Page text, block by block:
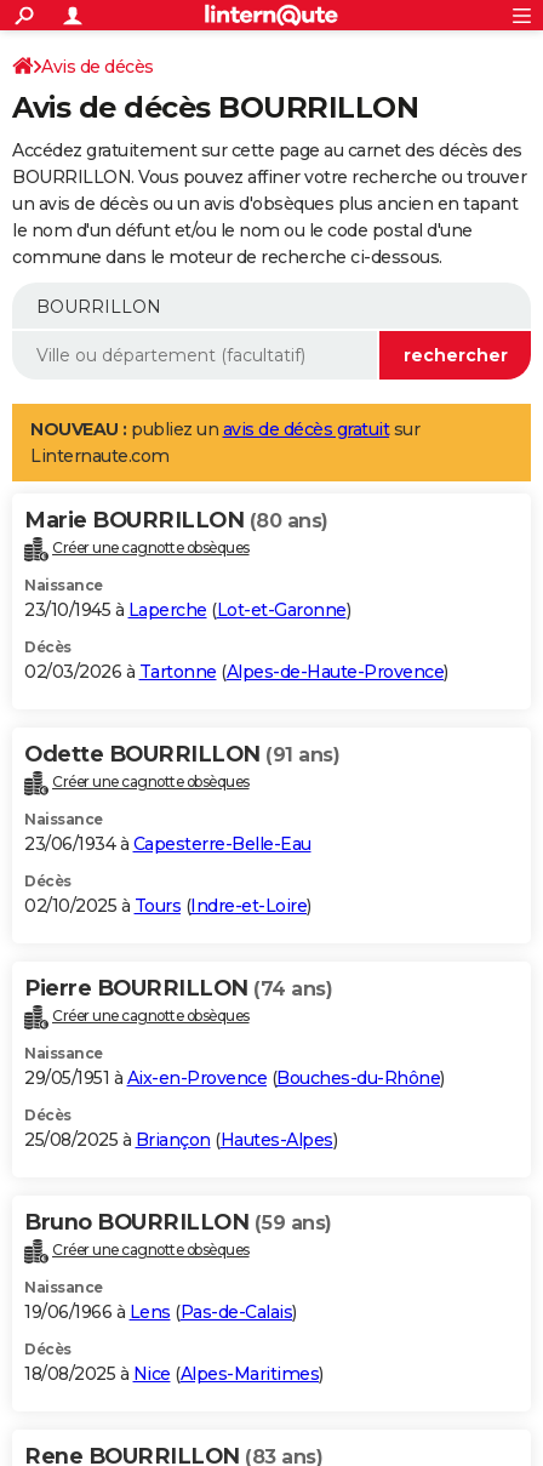
ACTUALITÉS
Politique
Société
Faits Divers
Education
Monde
Villes
+
SPORT
Coupe du monde 2026
Football
Tennis
Cyclisme
Rugby
Forum
Programme TV
TNT
Streaming
Cinéma
Sorties cinéma
Musique
+
FINANCE
Impôts
Immobilier
Risques naturels par ville
Banque
Assurance
Crédit
AUTO
Essais
Réserver un essai
Citadines
Berlines
SUV
Forum auto
+
Mobiles
Meilleur smartphone
Internet
Ordinateurs
Jeux vidéo
Guide high-tech
Aménagement intérieur
LIFESTYLE
Art de vivre
Bien-être
Loisirs
Mode
Modes de vie
Alimentation
Guide de la santé
Maladies
Médicaments
Sommeil
VOYAGE
Destinations
City break
Voyage nature
Voyage de noces
Forum
Climat
+PHOTO
GUIDES D'ACHAT
BONS PLANS
Carte de Noël
Carte Bonne année
Carte Saint-Valentin
Carte Pâques
Carte d'anniversaire
DICTIONNAIRE
Dictionnaire
Biographies
Citations
Expressions
Proverbes
PROGRAMME TV
S'inscrire
Se connecter
Lycées
Collèges
Primaires
Universités
Entreprises
Service militaire
Avis de recherche
AVIS DE DÉCÈS
Bricolage
Lifestyle
Culture
Sport
Auto
Television
Voyage
Cinema
Avis de décès
Avis de décès BOURRILLON
Accédez gratuitement sur cette page au carnet des décès des
BOURRILLON. Vous pouvez affiner votre recherche ou trouver
un avis de décès ou un avis d'obsèques plus ancien en tapant
le nom d'un défunt et/ou le nom ou le code postal d'une
commune dans le moteur de recherche ci-dessous.
NOUVEAU : publiez un avis de décès gratuitsur
Linternaute.com
Marie BOURRILLON (80 ans)
Créer une cagnotte obsèques
Naissance
23/10/1945 à Laperche (Lot-et-Garonne)
Décès
02/03/2026 à Tartonne (Alpes-de-Haute-Provence)
Odette BOURRILLON (91 ans)
Créer une cagnotte obsèques
Naissance
23/06/1934 à Capesterre-Belle-Eau
Décès
02/10/2025 à Tours (Indre-et-Loire)
Pierre BOURRILLON (74 ans)
Créer une cagnotte obsèques
Naissance
29/05/1951 à Aix-en-Provence (Bouches-du-Rhône)
Décès
25/08/2025 à Briançon (Hautes-Alpes)
Bruno BOURRILLON (59 ans)
Créer une cagnotte obsèques
Naissance
19/06/1966 à Lens (Pas-de-Calais)
Décès
18/08/2025 à Nice (Alpes-Maritimes)
Rene BOURRILLON (83 ans)